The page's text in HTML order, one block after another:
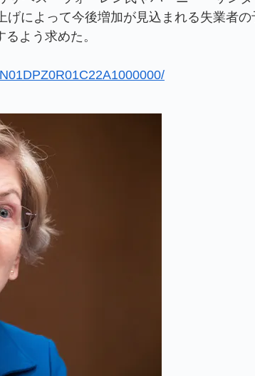
によって今後増加が見込まれる失業者の
よう求めた。